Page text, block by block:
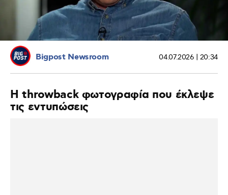
Bigpost Newsroom 04.07.2026 | 20:34
Η throwback φωτογραφία που έκλεψε
τις εντυπώσεις